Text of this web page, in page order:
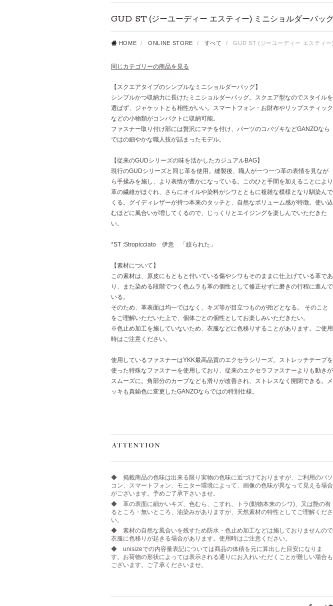
GUD ST (ジーユーディー エスティー) ミニショルダーバッ
HOME / ONLINE STORE / すべて / GUD ST (ジーユーディー エスティ
同じカテゴリーの商品を見る
【スクエアタイプのシンプルなミニショルダーバッグ】
シンプルかつ収納力に長けたミニショルダーバッグ。スクエア型なのでスタイルを
選ばず、ジャケットとも相性がいい。スマートフォン・お財布やリップスティック
などの小物類がコンパクトに収納可能。
ファスナー取り付け部には贅沢にマチを付け、パーツのコバヅキなどGANZOなら
ではの細やかな職人技が詰まったモデル。
【従来のGUDシリーズの味を活かしたカジュアルBAG】
現行のGUDシリーズと同じ革を使用。縫製後、職人が一つ一つ革の表情を見なが
ら手揉みを施し、より表情が豊かになっている。このひと手間を加えることにより
革の繊維がほぐれ、さらにオイルや染料がシワとともに複雑な模様となり馴染んで
くる。グイディレザーが持つ本来のタッチと、自然なボリューム感が特徴。使い込
むほどに風合いが増してくるので、じっくりとエイジングを楽しんでいただきた
い。
*ST :Stropicciato 伊意 「絞られた」
【素材について】
この素材は、原皮にもともと付いている傷やシワもそのままに仕上げている革であ
り、また染める段階でつく色ムラも革の個性として修正せずに磨きの行程に進んで
いる。
そのため、革表面は均一ではなく、キズ等が目立つものが殆どとなる。 そのこと
をご理解いただいた上で、個体ごとの個性としてお楽しみいただきたい。
※色止め加工を施していないため、衣服などに色移りすることがあります。ご使用
時はご注意ください。
使用しているファスナーはYKK最高品質のエクセラシリーズ。ストレッチテープを
使った特殊なファスナーを使用しており、従来のエクセラファスナーよりも動きが
スムーズに。角部分のカーブなども滑りが改善され、ストレスなく開閉できる。メ
ッキも真鍮色に変更したGANZOならではの特別仕様。
◆ 掲載商品の色味は出来る限り実物の色味に近づけておりますが、ご利用のパソ
コン、スマートフォン、モニター環境によって、画像の色味が異なって見える場合
がございます。予めご了承下さいませ。
◆ 革の表面に細かいキズ、色むら、こすれ、トラ(動物本来のシワ)、又は艶の有
るところ・無いところ、油染みがありますが、天然素材の特性としてご理解くださ
い。
◆ 素材の自然な風合いを残すため防水・色止め加工などは施しておりませんので
衣服に色移りが起きる場合があります。使用時はご注意ください。
◆ unisizeでの内容量表記については商品の体積を元に算出した目安になりま
す。お荷物の形状によっては表示される通りにお入れいただくことが難しい場合も
ございます。ご了承くださいませ。